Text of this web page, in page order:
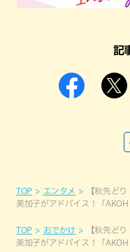
記
TOP エンタメ
【秋先ど
美加子がアドバイス！「
TOP おでかけ
【秋先ど
美加子がアドバイス！「